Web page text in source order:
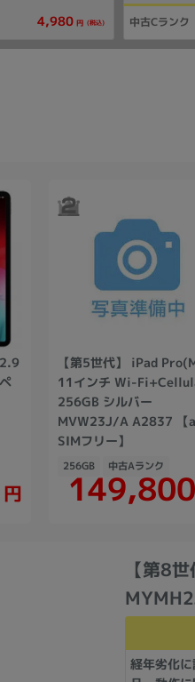
4,980 円 (税込) 中古Cランク
円
【第5世代】 iPad
11インチ Wi-
256GB シルバー
MVW23J/A A2837 【
SIMフリー】
256GB 中古Aランク
149,800
【第8
経年劣化